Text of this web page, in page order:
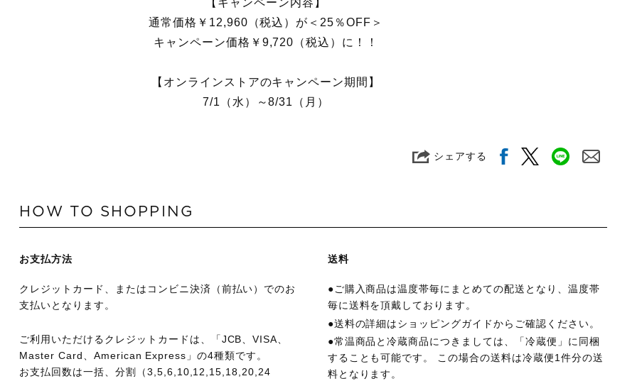
通常価格￥12,960（税込）が＜25％OFF＞
キャンペーン価格￥9,720（税込）に！！
【オンラインストアのキャンペーン期間】
7/1（水）～8/31（月）
シェアする
HOW TO SHOPPING
お支払方法
クレジットカード、またはコンビニ決済（前払い）でのお
支払いとなります。
ご利用いただけるクレジットカードは、「JCB、VISA、
Master Card、American Express」の4種類です。
お支払回数は一括、分割（3,5,6,10,12,15,18,20,24
送料
●ご購入商品は温度帯毎にまとめての配送となり、温度帯
毎に送料を頂戴しております。
●送料の詳細はショッピングガイドからご確認ください。
●常温商品と冷蔵商品につきましては、「冷蔵便」に同梱
することも可能です。 この場合の送料は冷蔵便1件分の送
料となります。